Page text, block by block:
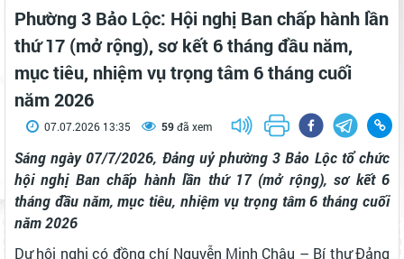
Phường 3 Bảo Lộc: Hội nghị Ban chấp hành lần
thứ 17 (mở rộng), sơ kết 6 tháng đầu năm,
mục tiêu, nhiệm vụ trọng tâm 6 tháng cuối
năm 2026
07.07.2026 13:35 59đã xem
Sáng ngày 07/7/2026, Đảng uỷ phường 3 Bảo Lộc tổ chức
hội nghị Ban chấp hành lần thứ 17 (mở rộng), sơ kết 6
tháng đầu năm, mục tiêu, nhiệm vụ trọng tâm 6 tháng cuối
năm 2026
Dự hội nghị có đồng chí Nguyễn Minh Châu – Bí thư Đảng